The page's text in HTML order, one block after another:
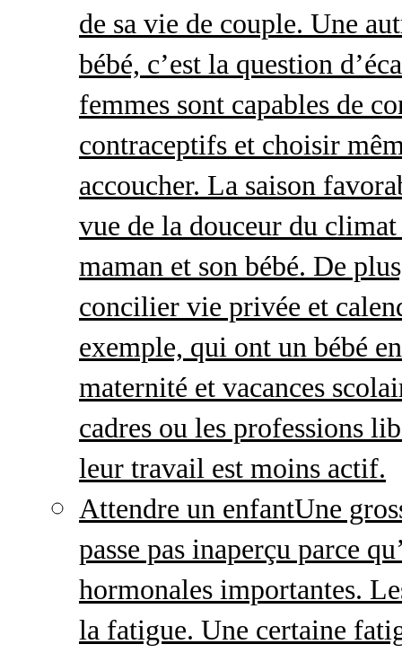
de sa vie de couple. Une
bébé, c’est la question
femmes sont capables de
contraceptifs et choisir
accoucher. La saison
vue de la douceur du
maman et son bébé. De
concilier vie privée et
exemple, qui ont un bébé
maternité et vacances
cadres ou les professions
leur travail est moins actif.
Attendre un enfantUne
passe pas inaperçu parce
hormonales importantes.
la fatigue. Une certaine